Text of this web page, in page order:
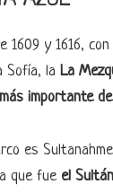
1609 y 1616,
Sofía, la La
importante
es
que fue el